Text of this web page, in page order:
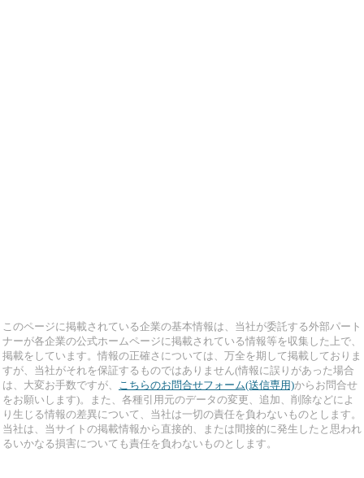
このページに掲載されている企業の基本情報は、当社が委託する外部パート
ナーが各企業の公式ホームページに掲載されている情報等を収集した上で、
掲載をしています。情報の正確さについては、万全を期して掲載しておりま
すが、当社がそれを保証するものではありません(情報に誤りがあった場合
は、大変お手数ですが、 こちらのお問合せフォーム(送信専用)からお問合せ
をお願いします)。また、各種引用元のデータの変更、追加、削除などによ
り生じる情報の差異について、当社は一切の責任を負わないものとします。
当社は、当サイトの掲載情報から直接的、または間接的に発生したと思われ
るいかなる損害についても責任を負わないものとします。